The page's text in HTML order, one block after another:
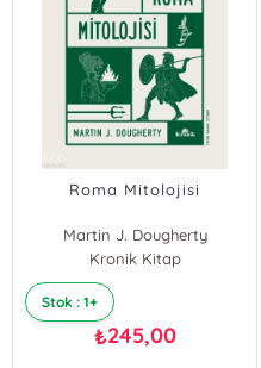
Roma Mitolojisi
Martin J. Dougherty
Kronik Kitap
Stok : 1+
₺245,00